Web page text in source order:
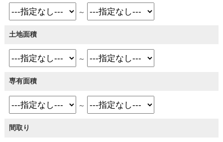
～
土地面積
～
専有面積
～
間取り